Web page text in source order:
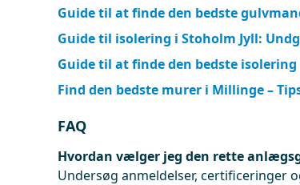
Guide til at finde den bedste
Guide til isolering i Stoholm Jyll:
Guide til at finde den bedste isolering
Find den bedste murer i Millinge –
FAQ
Hvordan vælger jeg den rette
Undersøg anmeldelser, certificeringer